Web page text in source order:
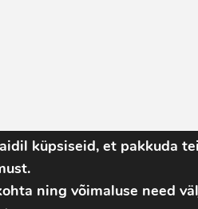
küpsiseid, et pakkuda
ning võimaluse need